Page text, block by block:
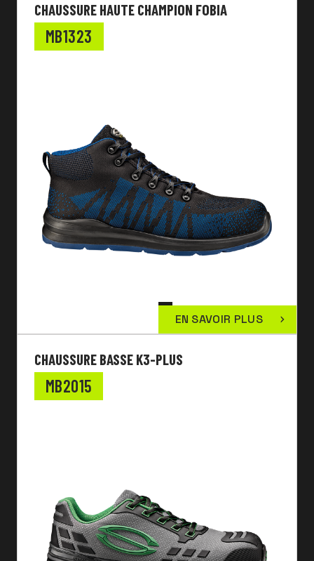
CHAUSSURE HAUTE CHAMPION FOBIA
MB1323
EN SAVOIR PLUS
CHAUSSURE BASSE K3-PLUS
MB2015